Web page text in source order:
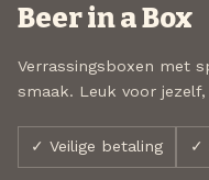
Beer in a Box
Verrassingsboxen met
smaak. Leuk voor
✓ Veilige betaling ✓